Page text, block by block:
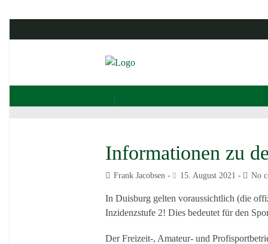
Informationen zu
Frank Jacobsen 15. August 2021 No
In Duisburg gelten voraussichtlich (die
Inzidenzstufe 2! Dies bedeutet für den
Der Freizeit-, Amateur- und